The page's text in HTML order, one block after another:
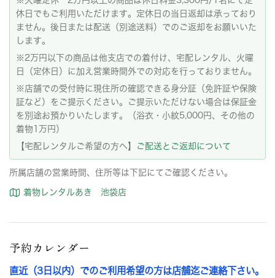
休日でもご利用いただけます。定休日の当日返却は承っており
ません。後日または配送（別途送料）でのご返却をお願いいた
します。
※2万円以下の商品は他支店での着付け、宅配レンタル、火曜
日（定休日）に加え営業時間外での対応を行っておりません。
※店舗での受付時に現住所の確認できる身分証（免許証や保険
証など）をご提示ください。ご提示いただけない場合は保証金
を別途お預かりいたします。（浴衣・小紋5,000円、その他の
着物1万円）
【宅配レンタルご希望の方へ】
ご配送とご返却について
所属店舗の営業時間、住所等は下記にてご確認ください。
着物レンタルあき 池袋店
予約カレンダー
直近（3日以内）でのご利用希望の方は店舗迄ご連絡下さい。